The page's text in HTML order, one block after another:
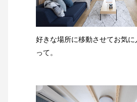
好きな場所に移動させてお気
って。